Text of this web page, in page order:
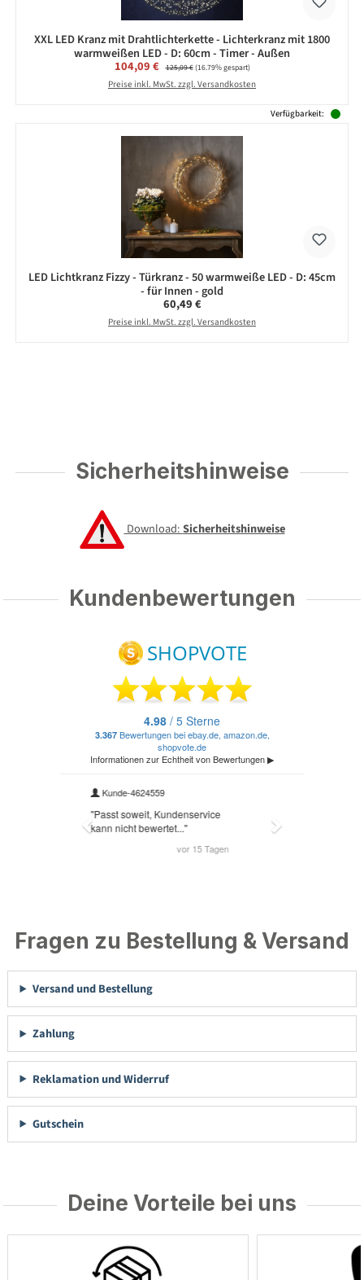
XXL LED Kranz mit Drahtlichterkette - Lichterkranz mit 1800
warmweißen LED - D: 60cm - Timer - Außen
Verkaufspreis:
104,09 € Regulärer Preis:
125,09 €(16.79% gespart)
Preise inkl. MwSt. zzgl. Versandkosten
Verfügbarkeit:
LED Lichtkranz Fizzy - Türkranz - 50 warmweiße LED - D: 45cm
- für Innen - gold
Regulärer Preis:
60,49 €
Preise inkl. MwSt. zzgl. Versandkosten
Sicherheitshinweise
Download:Sicherheitshinweise
Kundenbewertungen
Fragen zu Bestellung & Versand
Versand und Bestellung
Zahlung
Reklamation und Widerruf
Gutschein
Deine Vorteile bei uns